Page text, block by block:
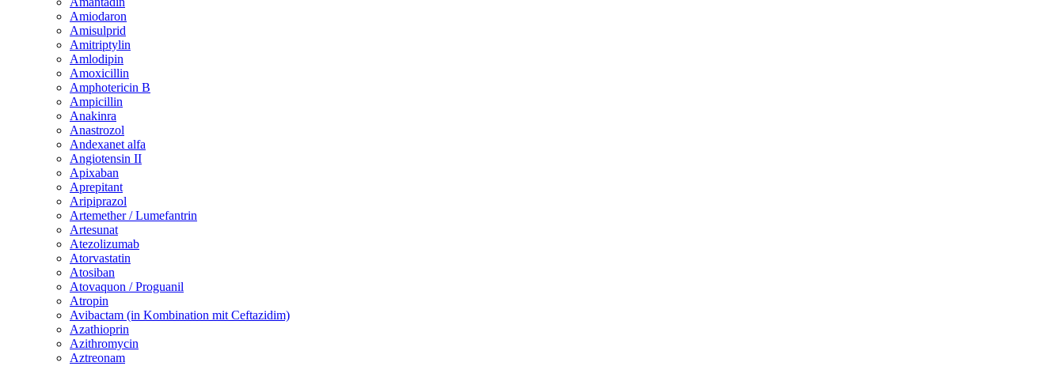
Amiodaron
Amisulprid
Amitriptylin
Amlodipin
Amoxicillin
Amphotericin B
Ampicillin
Anakinra
Anastrozol
Andexanet alfa
Angiotensin II
Apixaban
Aprepitant
Aripiprazol
Artemether / Lumefantrin
Artesunat
Atezolizumab
Atorvastatin
Atosiban
Atovaquon / Proguanil
Atropin
Avibactam (in Kombination mit Ceftazidim)
Azathioprin
Azithromycin
Aztreonam